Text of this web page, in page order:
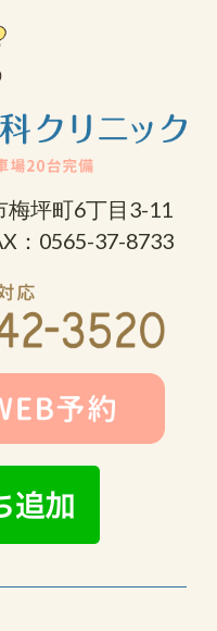
梅坪町6丁目3-11
：0565-37-8733